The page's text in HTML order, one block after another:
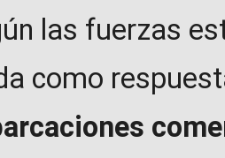
las fuerzas
como